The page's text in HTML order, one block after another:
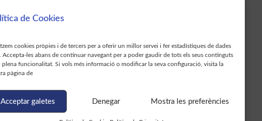
de Cookies
cookies pròpies i de tercers per a oferir un millor servei i fer estadístiques de dades
Accepta-les abans de continuar navegant per a poder gaudir de tots els seus continguts
plena funcionalitat. Si vols més informació o modificar la seva configuració, visita la
pàgina de
Acceptar galetes Denegar Mostra les preferències
fitxa a: